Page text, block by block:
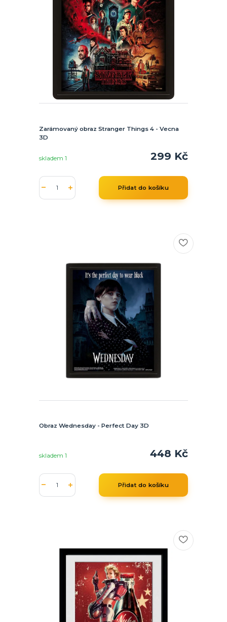
Zarámovaný obraz Stranger Things 4 - Vecna
3D
299 Kč
skladem 1
Přidat do košíku
Obraz Wednesday - Perfect Day 3D
448 Kč
skladem 1
Přidat do košíku